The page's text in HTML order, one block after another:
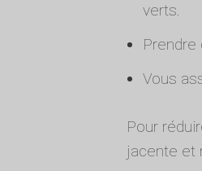
verts.
Vous
Pour
jacente et